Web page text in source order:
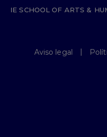
IE SCHOOL OF ARTS &
Aviso legal